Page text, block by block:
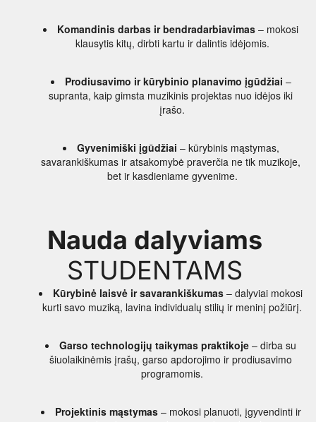
Komandinis darbas ir bendradarbiavimas – mokosi
klausytis kitų, dirbti kartu ir dalintis idėjomis.
Prodiusavimo ir kūrybinio planavimo įgūdžiai –
supranta, kaip gimsta muzikinis projektas nuo idėjos iki
įrašo.
Gyvenimiški įgūdžiai – kūrybinis mąstymas,
savarankiškumas ir atsakomybė praverčia ne tik muzikoje,
bet ir kasdieniame gyvenime.
Nauda dalyviams
        STUDENTAMS
Kūrybinė laisvė ir savarankiškumas – dalyviai mokosi
kurti savo muziką, lavina individualų stilių ir meninį požiūrį.
Garso technologijų taikymas praktikoje – dirba su
šiuolaikinėmis įrašų, garso apdorojimo ir prodiusavimo
programomis.
Projektinis mąstymas – mokosi planuoti, įgyvendinti ir